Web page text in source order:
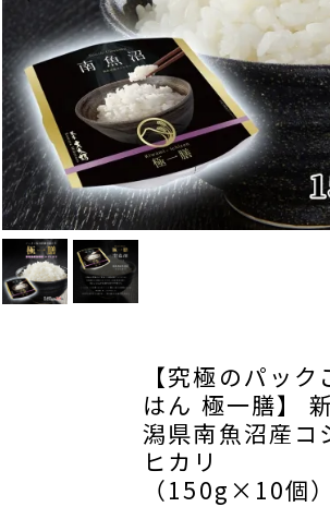
【究極のパック
はん 極一膳】 新
潟県南魚沼産コ
ヒカリ
（150g×10個）